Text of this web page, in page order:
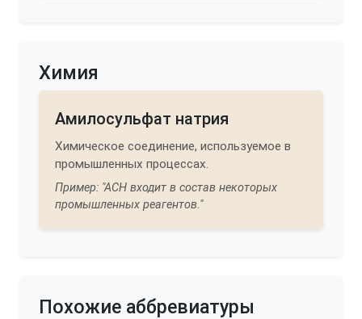
Химия
Амилосульфат натрия
Химическое соединение, используемое в
промышленных процессах.
Пример: "АСН входит в состав некоторых
промышленных реагентов."
Похожие аббревиатуры